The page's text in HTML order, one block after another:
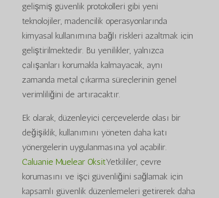
gelişmiş güvenlik protokolleri gibi yeni
teknolojiler, madencilik operasyonlarında
kimyasal kullanımına bağlı riskleri azaltmak için
geliştirilmektedir. Bu yenilikler, yalnızca
çalışanları korumakla kalmayacak, aynı
zamanda metal çıkarma süreçlerinin genel
verimliliğini de artıracaktır.
Ek olarak, düzenleyici çerçevelerde olası bir
değişiklik, kullanımını yöneten daha katı
yönergelerin uygulanmasına yol açabilir.
Caluanie Muelear OksitYetkililer, çevre
korumasını ve işçi güvenliğini sağlamak için
kapsamlı güvenlik düzenlemeleri getirerek daha